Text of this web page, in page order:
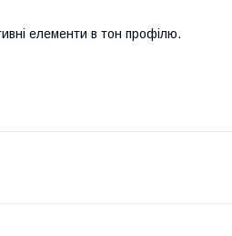
елементи в тон профілю.